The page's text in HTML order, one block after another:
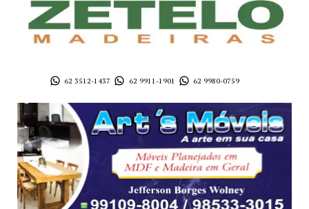
62 3512-1437 62 9911-1901 62 9980-0759